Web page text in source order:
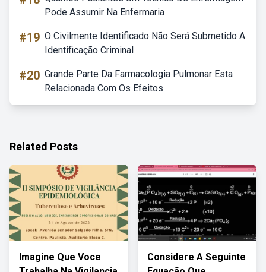
Pode Assumir Na Enfermaria
#19 O Civilmente Identificado Não Será Submetido A
Identificação Criminal
#20 Grande Parte Da Farmacologia Pulmonar Esta
Relacionada Com Os Efeitos
Related Posts
Imagine Que Voce
Considere A Seguinte